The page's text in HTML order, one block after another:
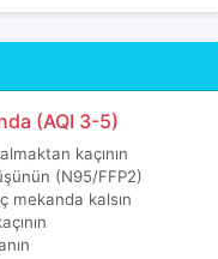
(AQI 3-5)
kaçının
(N95/FFP2)
mekanda kalsın